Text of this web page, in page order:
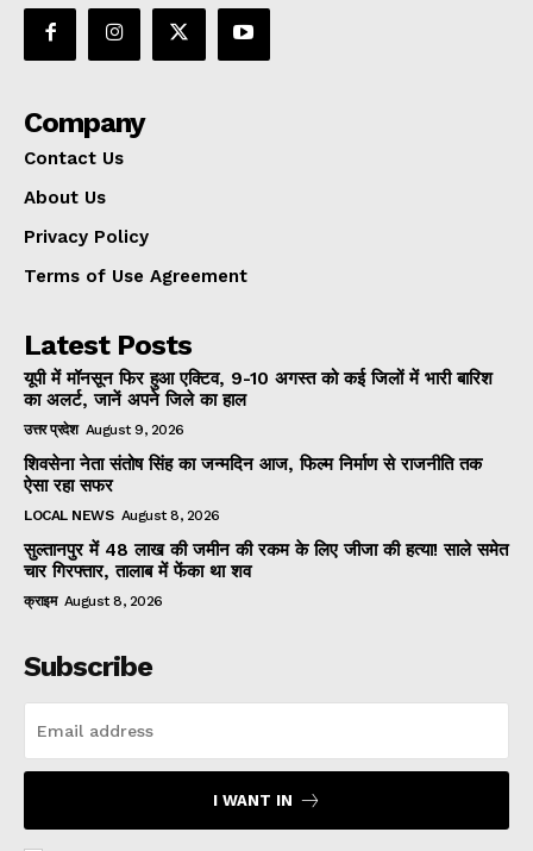
Company
Contact Us
About Us
Privacy Policy
Terms of Use Agreement
Latest Posts
यूपी में मॉनसून फिर हुआ एक्टिव, 9-10 अगस्त को कई जिलों में भारी बारिश
का अलर्ट, जानें अपने जिले का हाल
उत्तर प्रदेश August 9, 2026
शिवसेना नेता संतोष सिंह का जन्मदिन आज, फिल्म निर्माण से राजनीति तक
ऐसा रहा सफर
LOCAL NEWS August 8, 2026
सुल्तानपुर में 48 लाख की जमीन की रकम के लिए जीजा की हत्या! साले समेत
चार गिरफ्तार, तालाब में फेंका था शव
क्राइम August 8, 2026
Subscribe
I WANT IN